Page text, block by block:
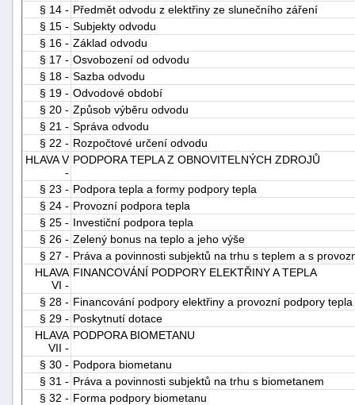
§ 14 - Předmět odvodu z elektřiny ze slunečního záření
§ 15 - Subjekty odvodu
§ 16 - Základ odvodu
§ 17 - Osvobození od odvodu
§ 18 - Sazba odvodu
§ 19 - Odvodové období
§ 20 - Způsob výběru odvodu
§ 21 - Správa odvodu
§ 22 - Rozpočtové určení odvodu
HLAVA V
-
PODPORA TEPLA Z OBNOVITELNÝCH ZDROJŮ
§ 23 - Podpora tepla a formy podpory tepla
§ 24 - Provozní podpora tepla
§ 25 - Investiční podpora tepla
§ 26 - Zelený bonus na teplo a jeho výše
§ 27 - Práva a povinnosti subjektů na trhu s teplem a s
HLAVA
VI -
FINANCOVÁNÍ PODPORY ELEKTŘINY A TEPLA
§ 28 - Financování podpory elektřiny a provozní podpory tepla
§ 29 - Poskytnutí dotace
HLAVA
VII -
PODPORA BIOMETANU
§ 30 - Podpora biometanu
§ 31 - Práva a povinnosti subjektů na trhu s biometanem
§ 32 - Forma podpory biometanu